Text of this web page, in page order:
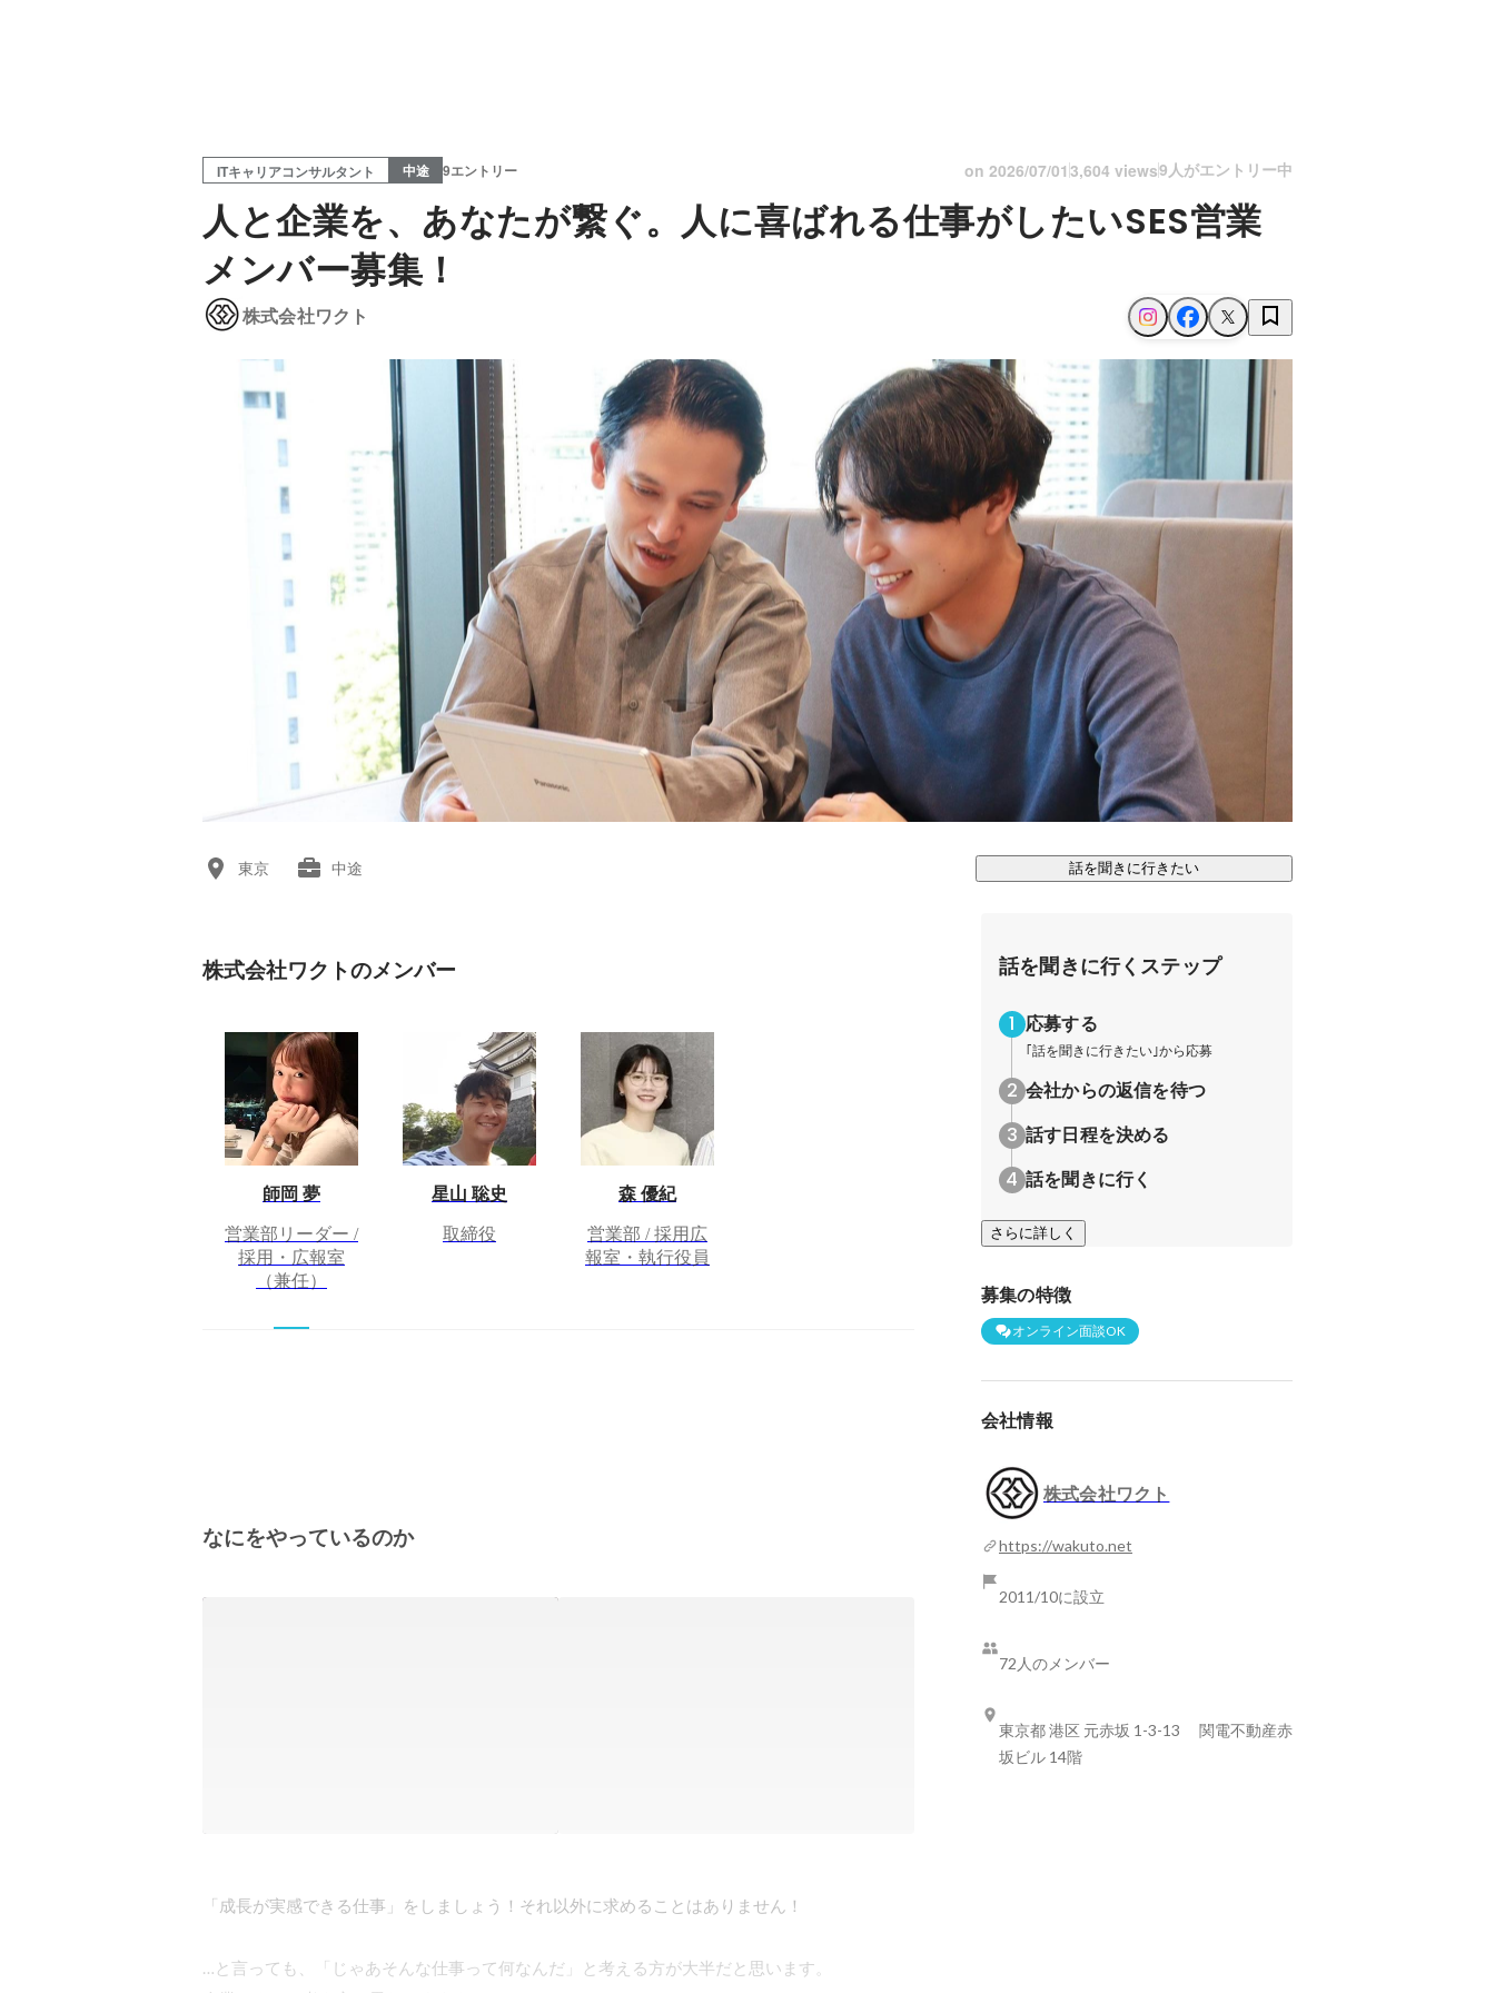
ITキャリアコンサルタント 中途 9エントリー on 2026/07/01 3,604 views9人がエントリー中
人と企業を、あなたが繋ぐ。人に喜ばれる仕事がしたいSES営業
メンバー募集！
株式会社ワクト
東京 中途 話を聞きに行きたい
株式会社ワクトのメンバー
師岡 夢
営業部リーダー /
採用・広報室
（兼任）
星山 聡史
取締役
森 優紀
営業部 / 採用広
報室・執行役員
なにをやっているのか
「成長が実感できる仕事」をしましょう！それ以外に求めることはありません！
…と言っても、「じゃあそんな仕事って何なんだ」と考える方が大半だと思います。
話を聞きに行くステップ
応募する
｢話を聞きに行きたい｣から応募
会社からの返信を待つ
話す日程を決める
話を聞きに行く
さらに詳しく
募集の特徴
オンライン面談OK
会社情報
株式会社ワクト
https://wakuto.net
2011/10に設立
72人のメンバー
東京都 港区 元赤坂 1-3-13 関電不動産赤
坂ビル 14階